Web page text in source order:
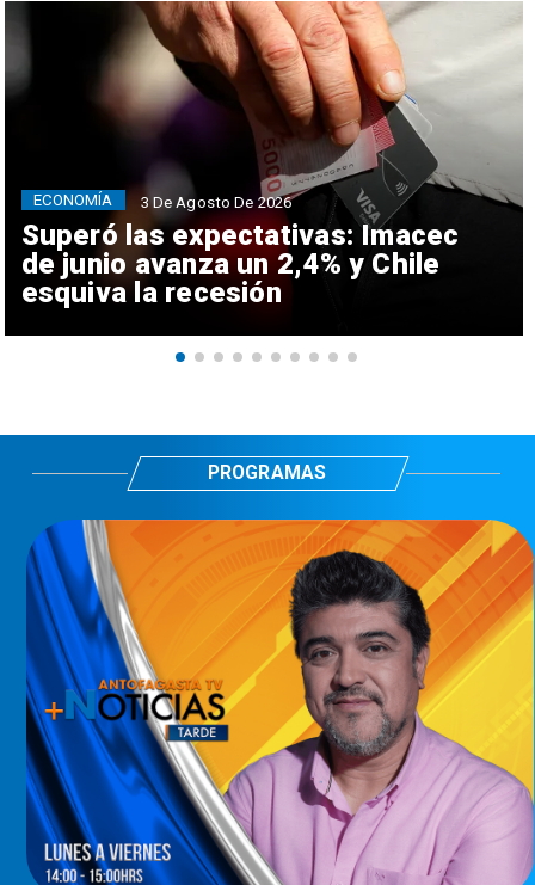
Superó las expectativas: Imacec
de junio avanza un 2,4% y Chile
esquiva la recesión
ECONOMÍA 3 De Agosto De 2026
PROGRAMAS